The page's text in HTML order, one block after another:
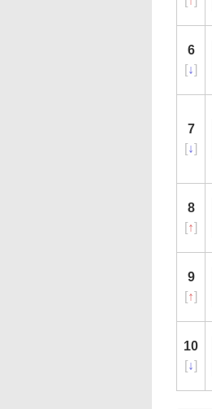
6
[↓]
7
[↓]
8
[↑]
9
[↑]
10
[↓]